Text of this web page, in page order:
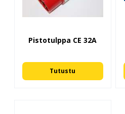
Pistotulppa CE 32A
Tutustu